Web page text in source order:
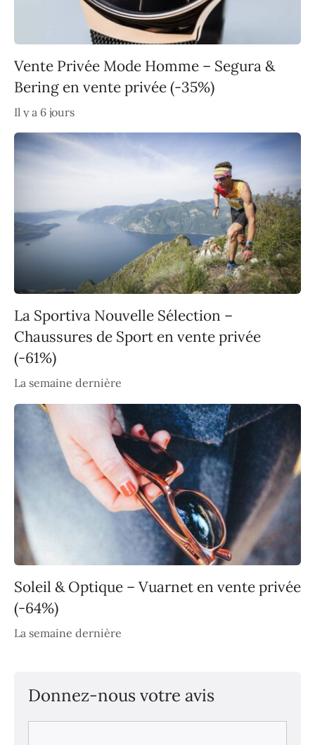
Vente Privée Mode Homme – Segura &
Bering en vente privée (-35%)
Il y a 6 jours
La Sportiva Nouvelle Sélection –
Chaussures de Sport en vente privée
(-61%)
La semaine dernière
Soleil & Optique – Vuarnet en vente privée
(-64%)
La semaine dernière
Donnez-nous votre avis